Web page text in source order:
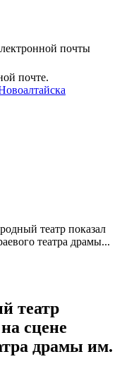
почты
почте.
театр показал
театра драмы...
театр
сцене
драмы им.